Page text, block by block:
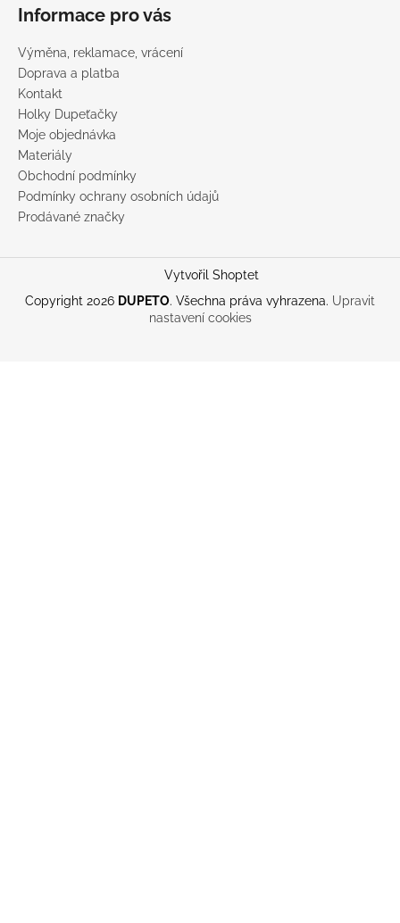
Informace pro vás
Výměna, reklamace, vrácení
Doprava a platba
Kontakt
Holky Dupeťačky
Moje objednávka
Materiály
Obchodní podmínky
Podmínky ochrany osobních údajů
Prodávané značky
Vytvořil Shoptet
Copyright 2026 DUPETO. Všechna práva vyhrazena. Upravit
nastavení cookies